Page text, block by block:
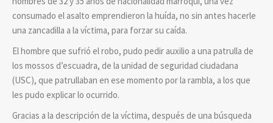
consumado el asalto emprendieron la huída, no sin antes hacerle
una zancadilla a la víctima, para forzar su caída.
El hombre que sufrió el robo, pudo pedir auxilio a una patrulla de
los mossos d’escuadra, de la unidad de seguridad ciudadana
(USC), que patrullaban en ese momento por la rambla, a los que
les pudo explicar lo ocurrido.
Gracias a la descripción de la víctima, después de una búsqueda